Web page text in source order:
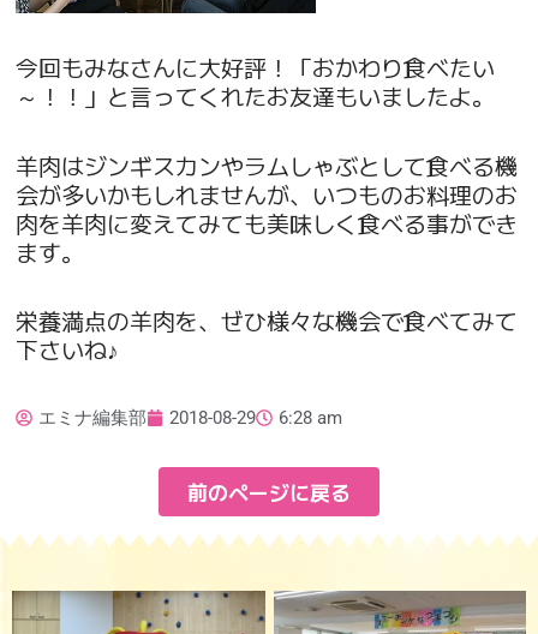
今回もみなさんに大好評！「おかわり食べたい
～！！」と言ってくれたお友達もいましたよ。
羊肉はジンギスカンやラムしゃぶとして食べる機
会が多いかもしれませんが、いつものお料理のお
肉を羊肉に変えてみても美味しく食べる事ができ
ます。
栄養満点の羊肉を、ぜひ様々な機会で食べてみて
下さいね♪
エミナ編集部 2018-08-29 6:28 am
前のページに戻る